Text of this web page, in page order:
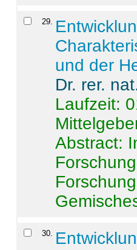
29.
und der
Dr. rer.
Laufzeit:
Abstract:
30.